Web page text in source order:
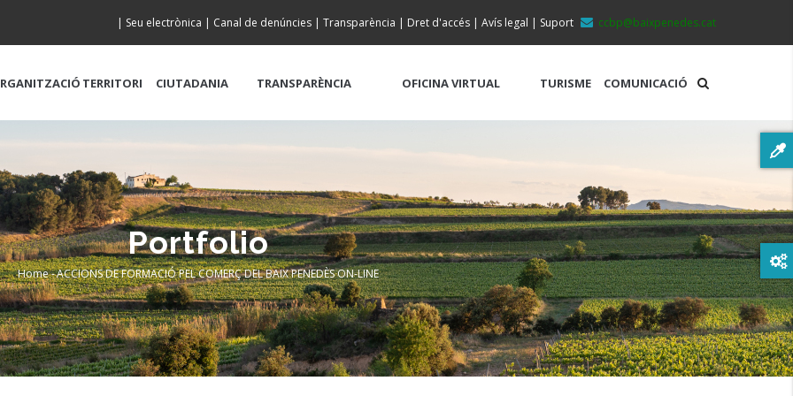
ccbp@baixpenedes.cat
| Seu electrònica | Canal de denúncies | Transparència | Dret d'accés | Avís legal | Suport
TERRITORI CIUTADANIA TRANSPARÈNCIA OFICINA VIRTUAL TURISME COMUNICACIÓ
Portfolio
Breadcrumb
Home-ACCIONS DE FORMACIÓ PEL COMERÇ DEL BAIX PENEDÈS ON-LINE